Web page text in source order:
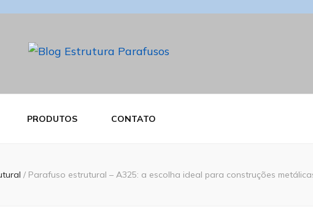
PRODUTOS CONTATO
/ Parafuso estrutural – A325: a escolha ideal para construções